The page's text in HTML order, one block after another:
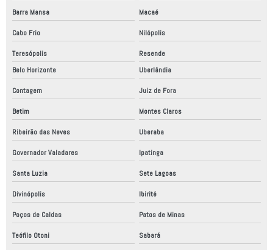
Empresas que fazem adequação nr12
Equipamentos de automação industrial
Fabrica de automação industrial
Fábrica de robô industrial
Fábrica de robôs no brasil
Fabricação de máquinas de automação
Fabricante de máquinas especiais
Fabricantes de automação industrial
Barra Mansa Macaé
Cabo Frio Nilópolis
Teresópolis
Resende
Belo Horizonte
Uberlândia
Contagem Juiz de Fora
Betim Montes Claros
Ribeirão das Neves Uberaba
Governador Valadares Ipatinga
Santa Luzia Sete Lagoas
Divinópolis Ibirité
Poços de Caldas Patos de Minas
Teófilo Otoni Sabará